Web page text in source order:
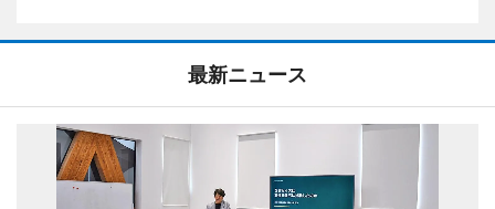
最新ニュース